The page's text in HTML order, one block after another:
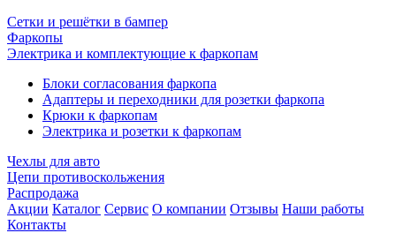
Сетки и решётки в бампер
Фаркопы
Электрика и комплектующие к фаркопам
Блоки согласования фаркопа
Адаптеры и переходники для розетки фаркопа
Крюки к фаркопам
Электрика и розетки к фаркопам
Чехлы для авто
Цепи противоскольжения
Распродажа
Акции Каталог Сервис О компании Отзывы Наши работы
Контакты